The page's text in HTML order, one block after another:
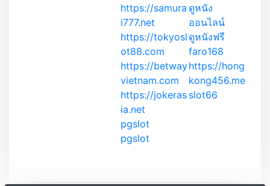
https://samura
i777.net
https://tokyosl
ot88.com
https://betway
vietnam.com
https://jokeras
ia.net
pgslot
pgslot
ดูหนัง
ออนไลน์
ดูหนังฟรี
faro168
https://hong
kong456.me
slot66